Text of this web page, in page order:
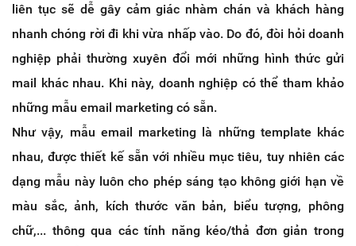
liên tục sẽ dễ gây cảm giác nhàm chán và khách hàng
nhanh chóng rời đi khi vừa nhấp vào. Do đó, đòi hỏi doanh
nghiệp phải thường xuyên đổi mới những hình thức gửi
mail khác nhau. Khi này, doanh nghiệp có thể tham khảo
những mẫu email marketing có sẵn.
Như vậy, mẫu email marketing là những template khác
nhau, được thiết kế sẵn với nhiều mục tiêu, tuy nhiên các
dạng mẫu này luôn cho phép sáng tạo không giới hạn về
màu sắc, ảnh, kích thước văn bản, biểu tượng, phông
chữ,... thông qua các tính năng kéo/thả đơn giản trong